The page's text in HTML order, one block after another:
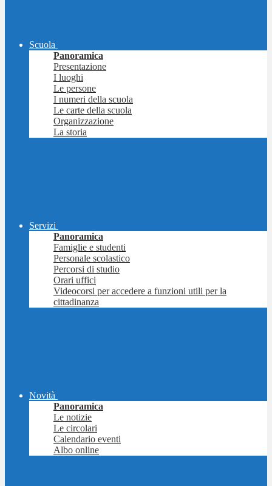
Scuola
Panoramica
Presentazione
I luoghi
Le persone
I numeri della scuola
Le carte della scuola
Organizzazione
La storia
Servizi
Panoramica
Famiglie e studenti
Personale scolastico
Percorsi di studio
Orari uffici
Videocorsi per accedere a funzioni utili per la
cittadinanza
Novità
Panoramica
Le notizie
Le circolari
Calendario eventi
Albo online